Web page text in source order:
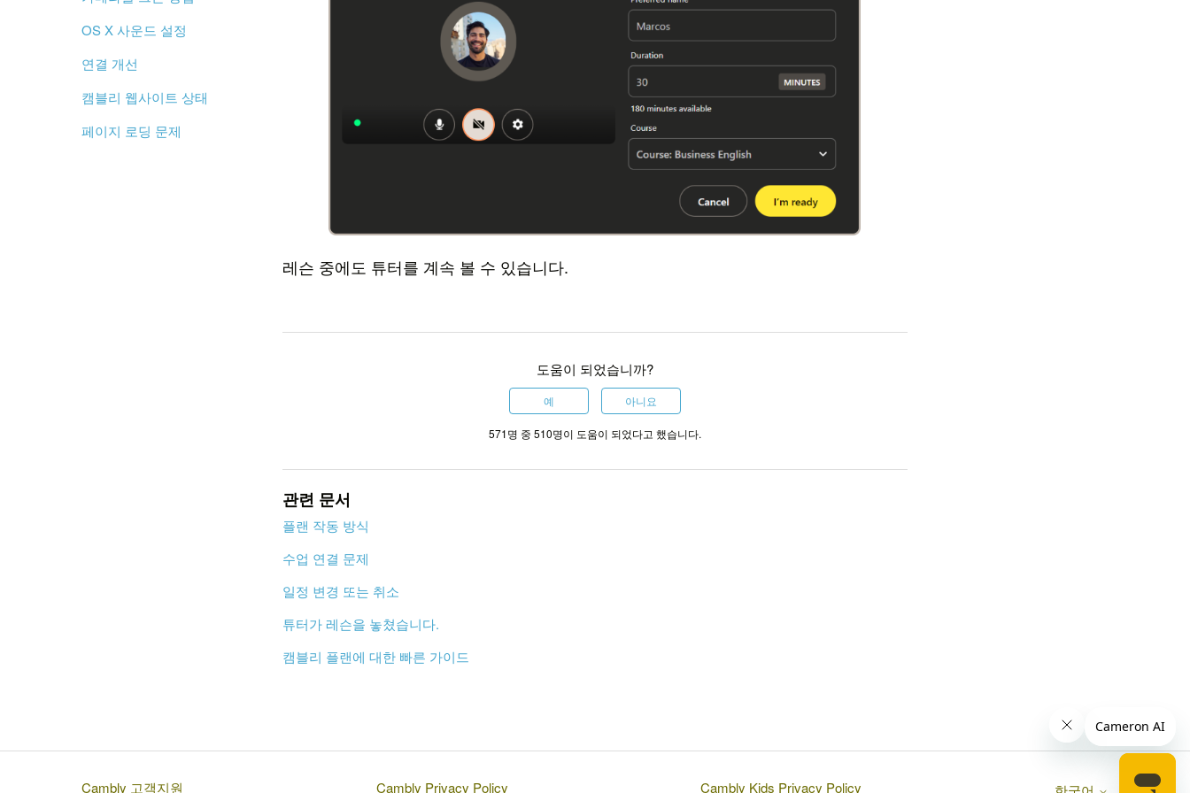
OS X 사운드 설정
연결 개선
캠블리 웹사이트 상태
페이지 로딩 문제
레슨 중에도 튜터를 계속 볼 수 있습니다.
도움이 되었습니까?
예 아니요
571명 중 510명이 도움이 되었다고 했습니다.
관련 문서
플랜 작동 방식
수업 연결 문제
일정 변경 또는 취소
튜터가 레슨을 놓쳤습니다.
캠블리 플랜에 대한 빠른 가이드
Cambly 고객지원 Cambly Privacy Policy Cambly Kids Privacy Policy